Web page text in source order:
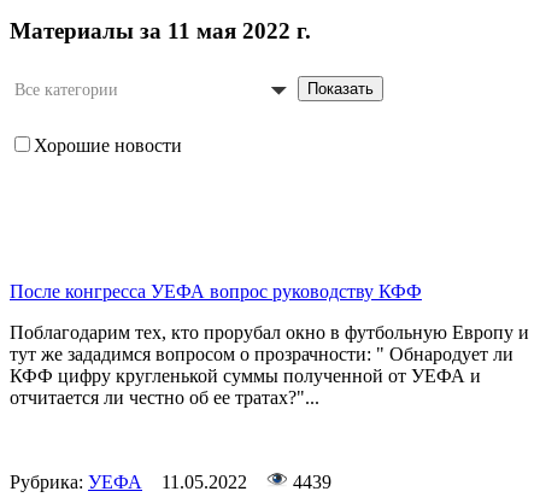
Материалы за 11 мая 2022 г.
Все категории Показать
Хорошие новости
После конгресса УЕФА вопрос руководству КФФ
Поблагодарим тех, кто прорубал окно в футбольную Европу и
тут же зададимся вопросом о прозрачности: " Обнародует ли
КФФ цифру кругленькой суммы полученной от УЕФА и
отчитается ли честно об ее тратах?"...
Рубрика: УЕФА 11.05.2022 4439